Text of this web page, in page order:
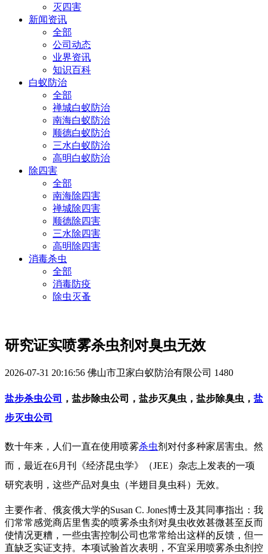
灭四害
新闻资讯
全部
公司动态
业界资讯
知识百科
白蚁防治
全部
禅城白蚁防治
南海白蚁防治
顺德白蚁防治
三水白蚁防治
高明白蚁防治
除四害
全部
南海除四害
禅城除四害
顺德除四害
三水除四害
高明除四害
消毒杀虫
全部
消毒防疫
除虫灭蚤
研究证实喷雾杀虫剂对臭虫无效
2026-07-31 20:16:56 佛山市卫家白蚁防治有限公司 1480
盐步杀虫公司 ，盐步除虫公司，盐步灭臭虫，盐步除臭虫， 盐
步灭虫公司
数十年来，人们一直在使用喷雾杀虫剂对付多种家居害虫。然
而，最近在6月刊《经济昆虫学》（JEE）杂志上发表的一项
研究表明，这些产品对臭虫（半翅目臭虫科）无效。
主要作者、俄亥俄大学的Susan C. Jones博士及其同事指出：我
们常常感觉商店里售卖的喷雾杀虫剂对臭虫收效甚微甚至反而
使情况更糟，一些虫害控制公司也常常给出这样的反馈，但一
直缺乏实证支持。本项试验首次表明，不宜采用喷雾杀虫剂控